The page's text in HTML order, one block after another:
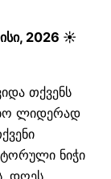
2026 ☀️
თქვენს
ლიდერად
ნიჭი
დღეს